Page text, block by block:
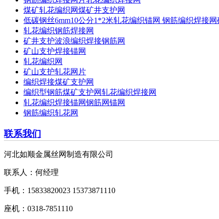
煤矿轧花编织网煤矿井支护网
低碳钢丝6mm10公分1*2米轧花编织锚网 钢筋编织焊接
轧花编织钢筋焊接网
矿井支护波浪编织焊接钢筋网
矿山支护焊接锚网
轧花编织网
矿山支护轧花网片
编织焊接煤矿支护网
编织型钢筋煤矿支护网轧花编织焊接网
轧花编织焊接锚网钢筋网锚网
钢筋编织轧花网
联系我们
河北如顺金属丝网制造有限公司
联系人：何经理
手机：15833820023 15373871110
座机：0318-7851110